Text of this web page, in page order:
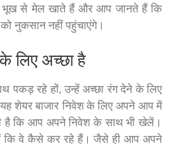
भूख से मेल खाते हैं और आप जानते हैं कि
नुकसान नहीं पहुंचाएंगे।
अच्छा है
पकड़ रहे हों, उन्हें अच्छा रंग देने के लिए
यह शेयर बाजार निवेश के लिए अपने आप में
है कि आप अपने निवेश के साथ भी खेलें।
कि वे कैसे कर रहे हैं। जैसे ही आप अपने